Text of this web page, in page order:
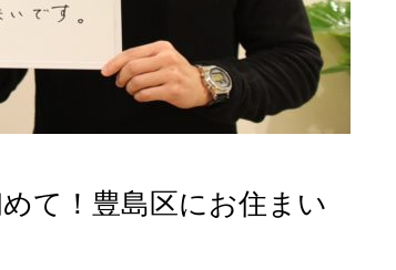
て！豊島区にお住まい